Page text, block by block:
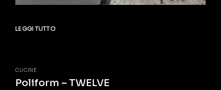
LEGGI TUTTO
CUCINE
Poliform – TWELVE